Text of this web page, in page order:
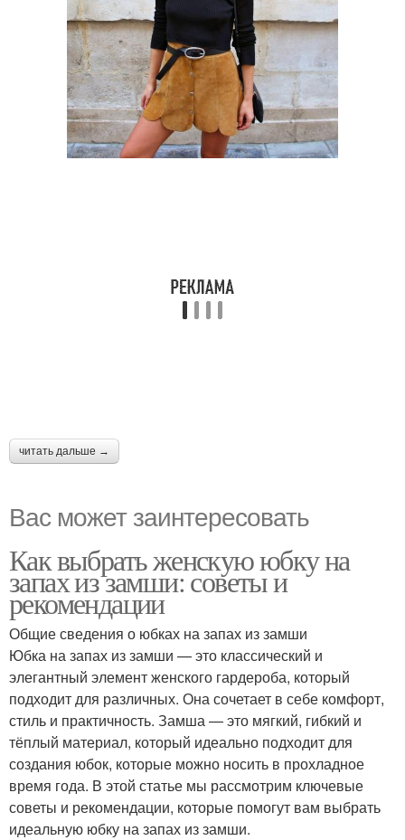
читать дальше →
Вас может заинтересовать
Как выбрать женскую юбку на
запах из замши: советы и
рекомендации
Общие сведения о юбках на запах из замши
Юбка на запах из замши — это классический и
элегантный элемент женского гардероба, который
подходит для различных. Она сочетает в себе комфорт,
стиль и практичность. Замша — это мягкий, гибкий и
тёплый материал, который идеально подходит для
создания юбок, которые можно носить в прохладное
время года. В этой статье мы рассмотрим ключевые
советы и рекомендации, которые помогут вам выбрать
идеальную юбку на запах из замши.